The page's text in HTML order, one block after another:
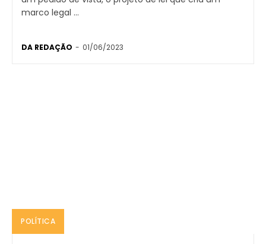
marco legal ...
DA REDAÇÃO - 01/06/2023
POLÍTICA